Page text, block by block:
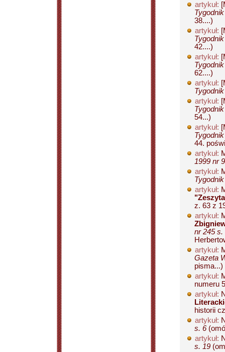
artykuł:
38....)
artykuł:
42....)
artykuł:
62....)
artykuł:
artykuł:
54...)
artykuł:
44.
artykuł:
1999 nr
artykuł:
artykuł:
z. 63 z
artykuł:
nr 245 s.
artykuł:
Gazeta
pisma...)
artykuł:
numeru
artykuł:
historii
artykuł:
s. 6
artykuł:
s. 19